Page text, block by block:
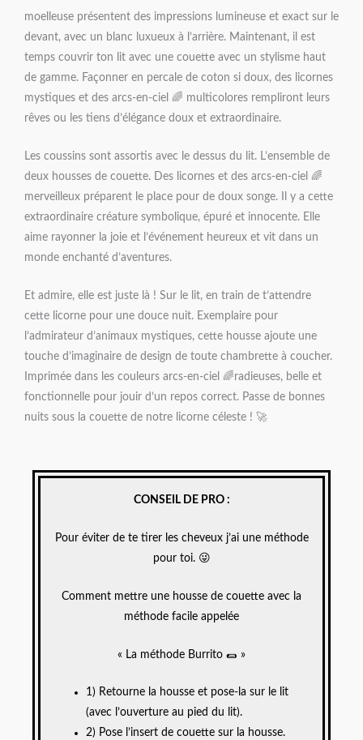
moelleuse présentent des impressions lumineuse et exact sur le
devant, avec un blanc luxueux à l’arrière. Maintenant, il est
temps couvrir ton lit avec une couette avec un stylisme haut
de gamme. Façonner en percale de coton si doux, des licornes
mystiques et des arcs-en-ciel 🌈 multicolores rempliront leurs
rêves ou les tiens d’élégance doux et extraordinaire.
Les coussins sont assortis avec le dessus du lit. L’ensemble de
deux housses de couette. Des licornes et des arcs-en-ciel 🌈
merveilleux préparent le place pour de doux songe. Il y a cette
extraordinaire créature symbolique, épuré et innocente. Elle
aime rayonner la joie et l’événement heureux et vit dans un
monde enchanté d’aventures.
Et admire, elle est juste là ! Sur le lit, en train de t’attendre
cette licorne pour une douce nuit. Exemplaire pour
l’admirateur d’animaux mystiques, cette housse ajoute une
touche d’imaginaire de design de toute chambrette à coucher.
Imprimée dans les couleurs arcs-en-ciel 🌈radieuses, belle et
fonctionnelle pour jouir d’un repos correct. Passe de bonnes
nuits sous la couette de notre licorne céleste ! 🚀
CONSEIL DE PRO :
Pour éviter de te tirer les cheveux j’ai une méthode
pour toi. 😜
Comment mettre une housse de couette avec la
méthode facile appelée
« La méthode Burrito 🌯 »
1) Retourne la housse et pose-la sur le lit
(avec l’ouverture au pied du lit).
2) Pose l’insert de couette sur la housse.